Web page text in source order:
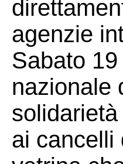
agenzie
Sabato
nazionale
ai cancelli